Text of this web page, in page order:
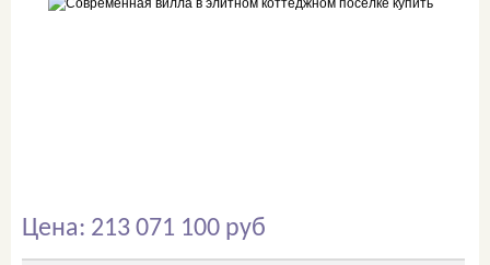
Цена: 213 071 100 руб